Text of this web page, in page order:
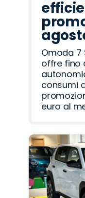
Omoda 7
offre fino
consumi
euro al